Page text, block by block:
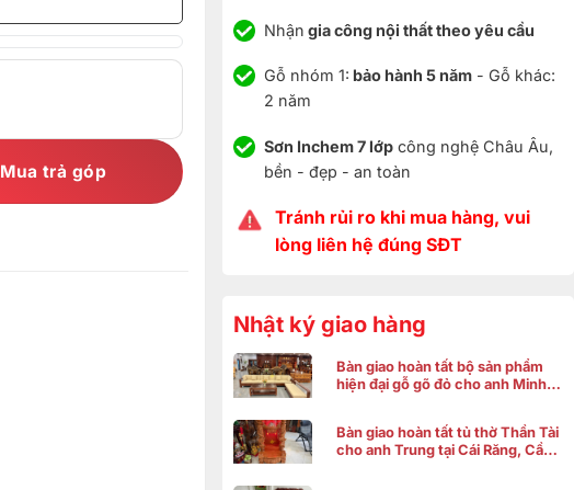
Nhận gia công nội thất theo yêu cầu
Gỗ nhóm 1: bảo hành 5 năm- Gỗ khác:
2 năm
Sơn Inchem 7 lớpcông nghệ Châu Âu,
bền - đẹp - an toàn
Tránh rủi ro khi mua hàng, vui
lòng liên hệ đúng SĐT
Nhật ký giao hàng
Bàn giao hoàn tất bộ sản phẩm
hiện đại gỗ gõ đỏ cho anh Minh ở
Bàn giao hoàn tất tủ thờ Thần Tài
cho anh Trung tại Cái Răng, Cần
Mua trả góp